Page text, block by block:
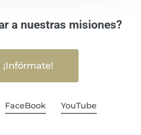
a nuestras misiones?
¡Infórmate!
FaceBook YouTube